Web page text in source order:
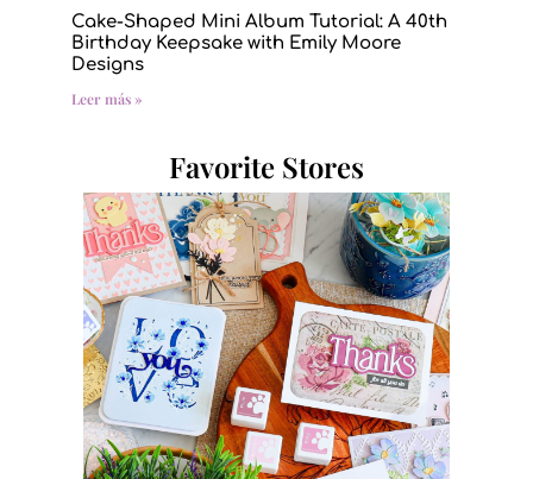
Cake-Shaped Mini Album Tutorial: A 40th
Birthday Keepsake with Emily Moore
Designs
Leer más »
Favorite Stores